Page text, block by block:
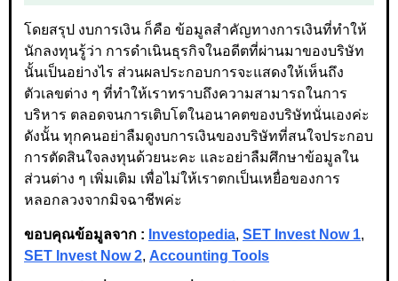
โดยสรุป งบการเงิน ก็คือ ข้อมูลสำคัญทางการเงินที่ทำให้
นักลงทุนรู้ว่า การดำเนินธุรกิจในอดีตที่ผ่านมาของบริษัท
นั้นเป็นอย่างไร ส่วนผลประกอบการจะแสดงให้เห็นถึง
ตัวเลขต่าง ๆ ที่ทำให้เราทราบถึงความสามารถในการ
บริหาร ตลอดจนการเติบโตในอนาคตของบริษัทนั่นเองค่ะ
ดังนั้น ทุกคนอย่าลืมดูงบการเงินของบริษัทที่สนใจประกอบ
การตัดสินใจลงทุนด้วยนะคะ และอย่าลืมศึกษาข้อมูลใน
ส่วนต่าง ๆ เพิ่มเติม เพื่อไม่ให้เราตกเป็นเหยื่อของการ
หลอกลวงจากมิจฉาชีพค่ะ
ขอบคุณข้อมูลจาก : Investopedia, SET Invest Now 1,
SET Invest Now 2, Accounting Tools